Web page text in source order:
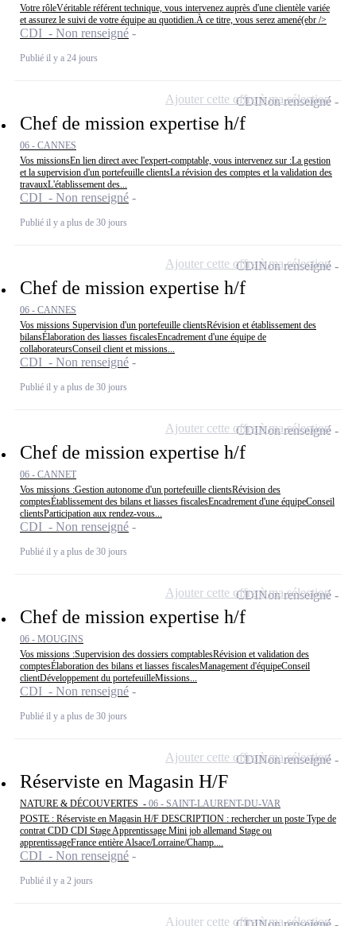
Votre rôleVéritable référent technique, vous intervenez auprès d'une clientèle variée
et assurez le suivi de votre équipe au quotidien.À ce titre, vous serez amené(ebr />
CDI - Non renseigné
Publié il y a 24 jours
Chef de mission expertise h/f
06 - CANNES
Vos missionsEn lien direct avec l'expert-comptable, vous intervenez sur :La gestion
et la supervision d'un portefeuille clientsLa révision des comptes et la validation des
travauxL'établissement des...
CDI - Non renseigné
Publié il y a plus de 30 jours
CDINon renseigné
Ajouter cette offre à ma sélection
Chef de mission expertise h/f
06 - CANNES
Vos missions Supervision d'un portefeuille clientsRévision et établissement des
bilansÉlaboration des liasses fiscalesEncadrement d'une équipe de
collaborateursConseil client et missions...
CDI - Non renseigné
Publié il y a plus de 30 jours
CDINon renseigné
Ajouter cette offre à ma sélection
Chef de mission expertise h/f
06 - CANNET
Vos missions :Gestion autonome d'un portefeuille clientsRévision des
comptesÉtablissement des bilans et liasses fiscalesEncadrement d'une équipeConseil
clientsParticipation aux rendez-vous...
CDI - Non renseigné
Publié il y a plus de 30 jours
CDINon renseigné
Ajouter cette offre à ma sélection
Chef de mission expertise h/f
06 - MOUGINS
Vos missions :Supervision des dossiers comptablesRévision et validation des
comptesÉlaboration des bilans et liasses fiscalesManagement d'équipeConseil
clientDéveloppement du portefeuilleMissions...
CDI - Non renseigné
Publié il y a plus de 30 jours
CDINon renseigné
Ajouter cette offre à ma sélection
Réserviste en Magasin H/F
NATURE & DÉCOUVERTES - 06 - SAINT-LAURENT-DU-VAR
POSTE : Réserviste en Magasin H/F DESCRIPTION : rechercher un poste Type de
contrat CDD CDI Stage Apprentissage Mini job allemand Stage ou
apprentissageFrance entière Alsace/Lorraine/Champ....
CDI - Non renseigné
Publié il y a 2 jours
CDINon renseigné
Ajouter cette offre à ma sélection
Ajouter cette offre à ma sélection